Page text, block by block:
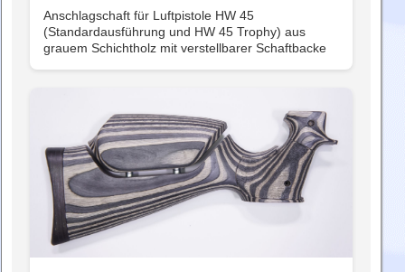
Anschlagschaft für Luftpistole HW 45
(Standardausführung und HW 45 Trophy) aus
grauem Schichtholz mit verstellbarer Schaftbacke